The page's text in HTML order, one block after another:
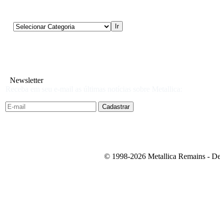
Newsletter
© 1998-2026 Metallica Remains -